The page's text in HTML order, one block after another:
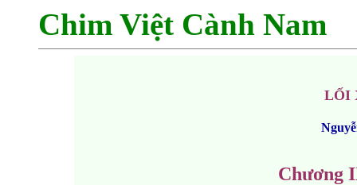
Chim Việt Cành Nam
LỐI
Chương